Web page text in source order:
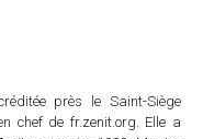
près le Saint-Siège
chef de fr.zenit.org. Elle a